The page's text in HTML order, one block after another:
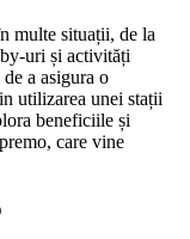
multe situații, de la
uri și activități
a asigura o
utilizarea unei stații
beneficiile și
care vine